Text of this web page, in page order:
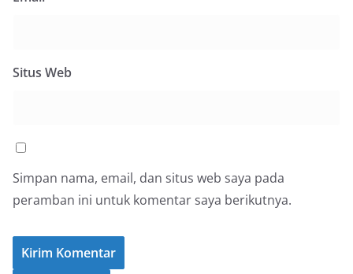
Situs Web
Simpan nama, email, dan situs web saya pada
peramban ini untuk komentar saya berikutnya.